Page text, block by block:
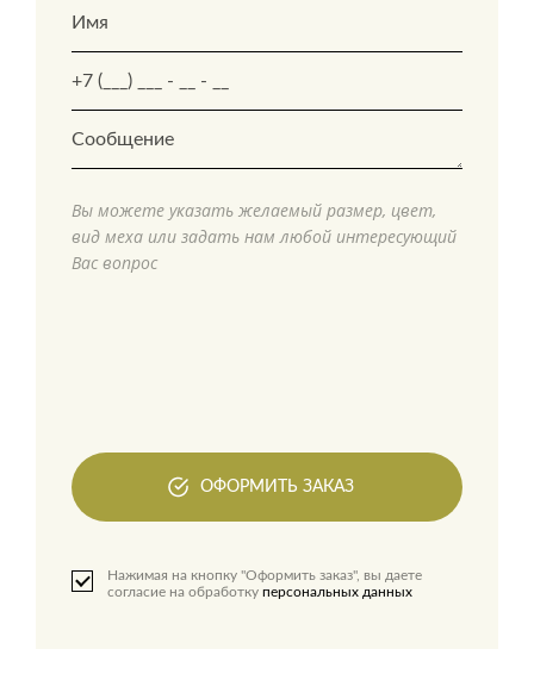
Вы можете указать желаемый размер, цвет,
вид меха или задать нам любой интересующий
Вас вопрос
ОФОРМИТЬ ЗАКАЗ
Нажимая на кнопку "Оформить заказ", вы даете
согласие на обработку персональных данных